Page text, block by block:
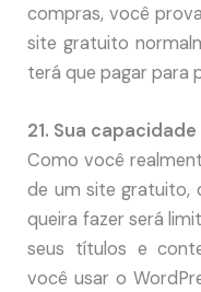
compras, você
site gratuito
terá que pagar para
21. Sua
Como você
de um site gratuito,
queira fazer será
seus títulos e
você usar o